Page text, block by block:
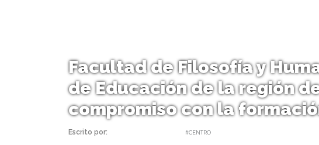
Facultad de Filosofía y
de Educación de la región
compromiso con la
Escrito por: #CENTRO